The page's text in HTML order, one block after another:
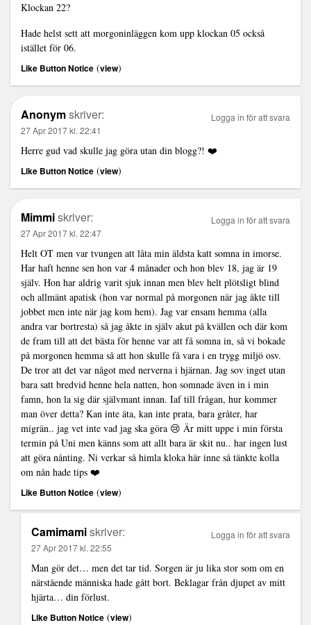
Klockan 22?
Hade helst sett att morgoninläggen kom upp klockan 05 också
istället för 06.
Like Button Notice (view)
Anonymskriver:
27 Apr 2017 kl. 22:41
Herre gud vad skulle jag göra utan din blogg?! ❤️
Like Button Notice (view)
Logga in för att svara
Mimmiskriver:
27 Apr 2017 kl. 22:47
Helt OT men var tvungen att låta min äldsta katt somna in imorse.
Har haft henne sen hon var 4 månader och hon blev 18, jag är 19
själv. Hon har aldrig varit sjuk innan men blev helt plötsligt blind
och allmänt apatisk (hon var normal på morgonen när jag åkte till
jobbet men inte när jag kom hem). Jag var ensam hemma (alla
andra var bortresta) så jag åkte in själv akut på kvällen och där kom
de fram till att det bästa för henne var att få somna in, så vi bokade
på morgonen hemma så att hon skulle få vara i en trygg miljö osv.
De tror att det var något med nerverna i hjärnan. Jag sov inget utan
bara satt bredvid henne hela natten, hon somnade även in i min
famn, hon la sig där självmant innan. Iaf till frågan, hur kommer
man över detta? Kan inte äta, kan inte prata, bara gråter, har
migrän.. jag vet inte vad jag ska göra 😢 Är mitt uppe i min första
termin på Uni men känns som att allt bara är skit nu.. har ingen lust
att göra nånting. Ni verkar så himla kloka här inne så tänkte kolla
om nån hade tips ❤️
Like Button Notice (view)
Logga in för att svara
Camimamiskriver:
27 Apr 2017 kl. 22:55
Man gör det… men det tar tid. Sorgen är ju lika stor som om en
närstående människa hade gått bort. Beklagar från djupet av mitt
hjärta… din förlust.
Like Button Notice (view)
Logga in för att svara